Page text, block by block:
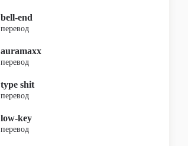
bell-end
перевод
auramaxx
перевод
type shit
перевод
low-key
перевод